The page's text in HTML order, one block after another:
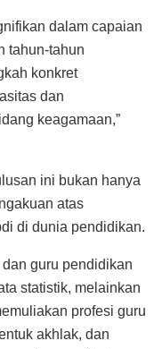
dalam capaian
tahun-tahun
konkret
dan
keagamaan,”
ini bukan hanya
atas
di dunia pendidikan.
guru pendidikan
statistik, melainkan
profesi guru
akhlak, dan